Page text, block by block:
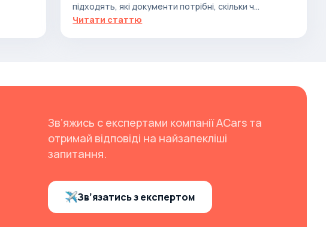
підходять, які документи потрібні, скільки ч...
Читати статтю
Зв’яжись с експертами компанії ACars та
отримай відповіді на найзапекліші
запитання.
Зв’язатись з експертом